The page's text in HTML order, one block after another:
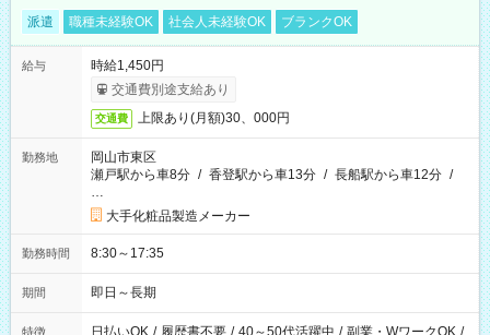
派遣 職種未経験OK 社会人未経験OK ブランクOK
給与
時給1,450円
交通費別途支給あり
交通費 上限あり(月額)30、000円
勤務地
岡山市東区
瀬戸駅から車8分 / 香登駅から車13分 / 長船駅から車12分 /
…
大手化粧品製造メーカー
勤務時間 8:30～17:35
期間 即日～長期
特徴 日払いOK / 履歴書不要 / 40～50代活躍中 / 副業・WワークOK /